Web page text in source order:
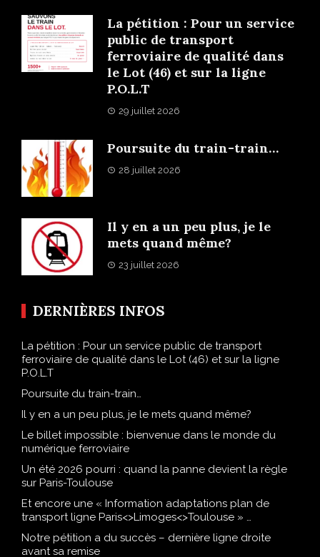
La pétition : Pour un service
public de transport
ferroviaire de qualité dans
le Lot (46) et sur la ligne
P.O.L.T
29 juillet 2026
Poursuite du train-train…
28 juillet 2026
Il y en a un peu plus, je le
mets quand même?
23 juillet 2026
DERNIÈRES INFOS
La pétition : Pour un service public de transport
ferroviaire de qualité dans le Lot (46) et sur la ligne
P.O.L.T
Poursuite du train-train…
Il y en a un peu plus, je le mets quand même?
Le billet impossible : bienvenue dans le monde du
numérique ferroviaire
Un été 2026 pourri : quand la panne devient la règle
sur Paris-Toulouse
Et encore une « Information adaptations plan de
transport ligne Paris<>Limoges<>Toulouse » …
Notre pétition a du succès – dernière ligne droite
avant sa remise